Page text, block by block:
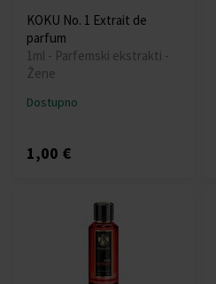
KOKU No. 1 Extrait de
parfum
1ml - Parfemski ekstrakti -
Žene
Dostupno
1,00 €